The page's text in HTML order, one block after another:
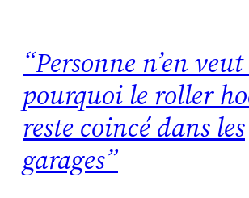
“Personne n’en
pourquoi le roller
reste coincé dans les
garages”